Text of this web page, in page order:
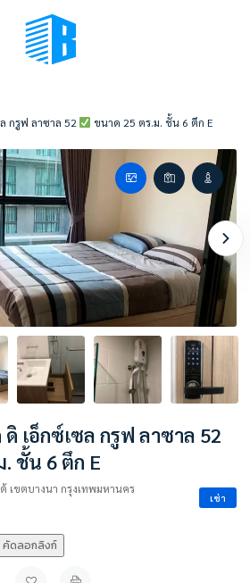
กรูฟ ลาซาล 52 ขนาด 25 ตร.ม. ชั้น 6 ตึก E
เอ็กซ์เซล กรูฟ ลาซาล 52
ชั้น 6 ตึก E
เขตบางนา กรุงเทพมหานคร
เช่า
คัดลอกลิงก์